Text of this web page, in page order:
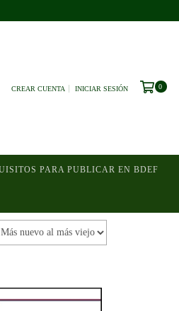
CREAR CUENTA INICIAR SESIÓN 0
PARA PUBLICAR EN BDEF